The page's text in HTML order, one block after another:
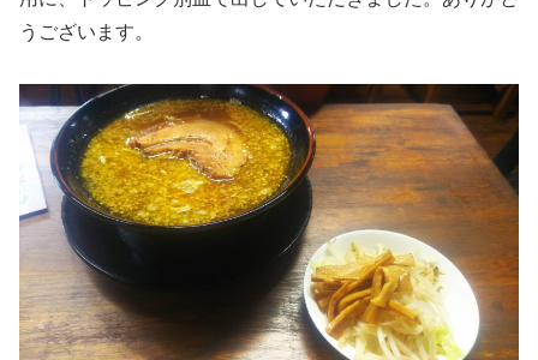
うございます。